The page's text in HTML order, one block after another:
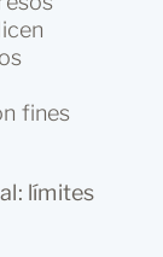
fines
límites